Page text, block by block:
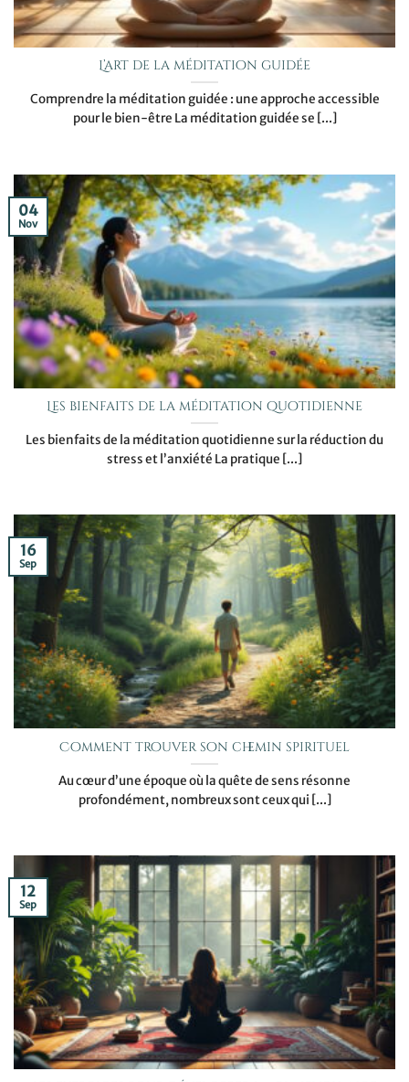
L’art de la méditation guidée
Comprendre la méditation guidée : une approche accessible
pour le bien-être La méditation guidée se [...]
Les bienfaits de la méditation quotidienne
Les bienfaits de la méditation quotidienne sur la réduction du
stress et l’anxiété La pratique [...]
04
Nov
Comment trouver son chemin spirituel
Au cœur d’une époque où la quête de sens résonne
profondément, nombreux sont ceux qui [...]
16
Sep
12
Sep